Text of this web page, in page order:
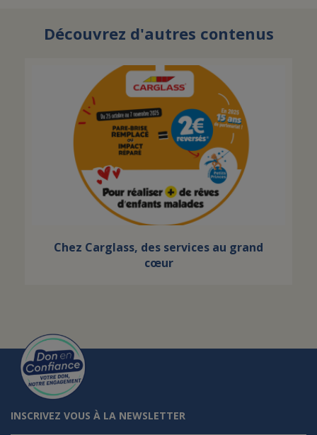
Découvrez d'autres contenus
Chez Carglass, des services au grand
cœur
INSCRIVEZ VOUS À LA NEWSLETTER